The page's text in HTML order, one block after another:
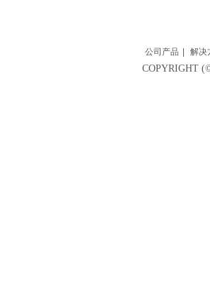
公司产品 解决
COPYRIGHT